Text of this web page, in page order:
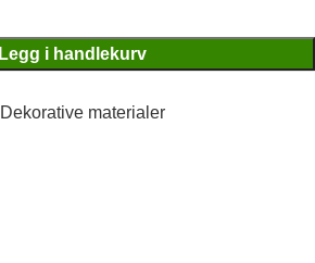
Legg i handlekurv
Dekorative materialer